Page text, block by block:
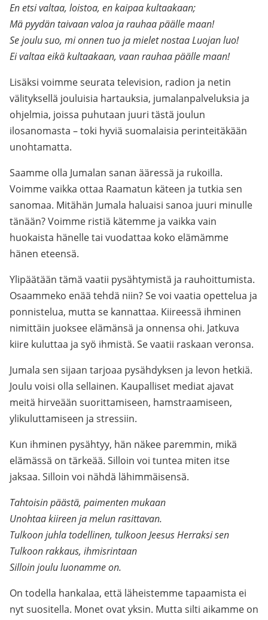
En etsi valtaa, loistoa, en kaipaa kultaakaan;
Mä pyydän taivaan valoa ja rauhaa päälle maan!
Se joulu suo, mi onnen tuo ja mielet nostaa Luojan luo!
Ei valtaa eikä kultaakaan, vaan rauhaa päälle maan!
Lisäksi voimme seurata television, radion ja netin
välityksellä jouluisia hartauksia, jumalanpalveluksia ja
ohjelmia, joissa puhutaan juuri tästä joulun
ilosanomasta – toki hyviä suomalaisia perinteitäkään
unohtamatta.
Saamme olla Jumalan sanan ääressä ja rukoilla.
Voimme vaikka ottaa Raamatun käteen ja tutkia sen
sanomaa. Mitähän Jumala haluaisi sanoa juuri minulle
tänään? Voimme ristiä kätemme ja vaikka vain
huokaista hänelle tai vuodattaa koko elämämme
hänen eteensä.
Ylipäätään tämä vaatii pysähtymistä ja rauhoittumista.
Osaammeko enää tehdä niin? Se voi vaatia opettelua ja
ponnistelua, mutta se kannattaa. Kiireessä ihminen
nimittäin juoksee elämänsä ja onnensa ohi. Jatkuva
kiire kuluttaa ja syö ihmistä. Se vaatii raskaan veronsa.
Jumala sen sijaan tarjoaa pysähdyksen ja levon hetkiä.
Joulu voisi olla sellainen. Kaupalliset mediat ajavat
meitä hirveään suorittamiseen, hamstraamiseen,
ylikuluttamiseen ja stressiin.
Kun ihminen pysähtyy, hän näkee paremmin, mikä
elämässä on tärkeää. Silloin voi tuntea miten itse
jaksaa. Silloin voi nähdä lähimmäisensä.
Tahtoisin päästä, paimenten mukaan
Unohtaa kiireen ja melun rasittavan.
Tulkoon juhla todellinen, tulkoon Jeesus Herraksi sen
Tulkoon rakkaus, ihmisrintaan
Silloin joulu luonamme on.
On todella hankalaa, että läheistemme tapaamista ei
nyt suositella. Monet ovat yksin. Mutta silti aikamme on